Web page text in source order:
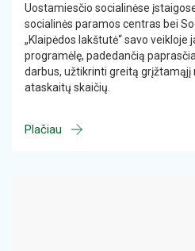
Uostamiesčio socialinėse
socialinės paramos centras bei
„Klaipėdos lakštutė“ savo veikloje
programėlę, padedančią
darbus, užtikrinti greitą grįžtamąjį
ataskaitų skaičių.
Plačiau